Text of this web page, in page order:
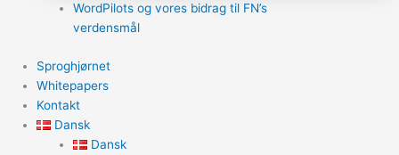
WordPilots og vores bidrag til FN’s
verdensmål
Sproghjørnet
Whitepapers
Kontakt
Dansk
Dansk